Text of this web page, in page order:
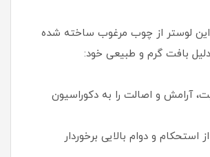
این لوستر از چوب مرغوب ساخته شده
بافت گرم و طبیعی خود:
آرامش و اصالت را به دکوراسیون
استحکام و دوام بالایی برخوردار